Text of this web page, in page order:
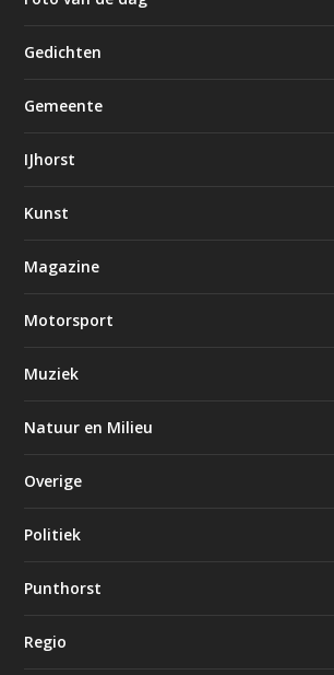
Gedichten
Gemeente
IJhorst
Kunst
Magazine
Motorsport
Muziek
Natuur en Milieu
Overige
Politiek
Punthorst
Regio